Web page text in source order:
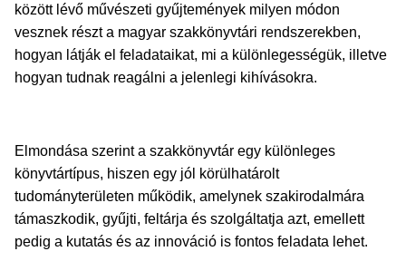
között lévő művészeti gyűjtemények milyen módon
vesznek részt a magyar szakkönyvtári rendszerekben,
hogyan látják el feladataikat, mi a különlegességük, illetve
hogyan tudnak reagálni a jelenlegi kihívásokra.
Elmondása szerint a szakkönyvtár egy különleges
könyvtártípus, hiszen egy jól körülhatárolt
tudományterületen működik, amelynek szakirodalmára
támaszkodik, gyűjti, feltárja és szolgáltatja azt, emellett
pedig a kutatás és az innováció is fontos feladata lehet.